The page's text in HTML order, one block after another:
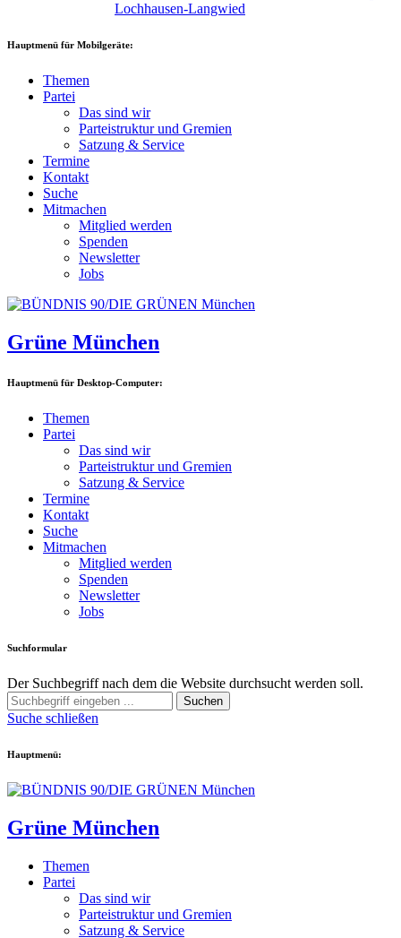
Lochhausen-Langwied
Hauptmenü für Mobilgeräte:
Themen
Partei
Das sind wir
Parteistruktur und Gremien
Satzung & Service
Termine
Kontakt
Suche
Mitmachen
Mitglied werden
Spenden
Newsletter
Jobs
Grüne München
Hauptmenü für Desktop-Computer:
Themen
Partei
Das sind wir
Parteistruktur und Gremien
Satzung & Service
Termine
Kontakt
Suche
Mitmachen
Mitglied werden
Spenden
Newsletter
Jobs
Suchformular
Der Suchbegriff nach dem die Website durchsucht werden soll.
Suchen
Suche schließen
Hauptmenü:
Grüne München
Themen
Partei
Das sind wir
Parteistruktur und Gremien
Satzung & Service